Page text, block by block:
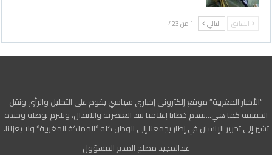
السابق التالي 1 من 423
“الأخبار المغربية” موقع إلكتروني إخباري سياسي يقوم على التحليل والرأي ونقل
الحقيقة كما هي…يقدم خطابا إعلاميا ينبذ العنصرية والابتذال، ويلتزم بوصلة وحيدة
تشير إلى تحرير الإنسان في إطار يجمعنا إلى الوطن كله *المملكة المغربية* ولا يعزلنا.
عبدالمجيد مصلح المدير المسؤول